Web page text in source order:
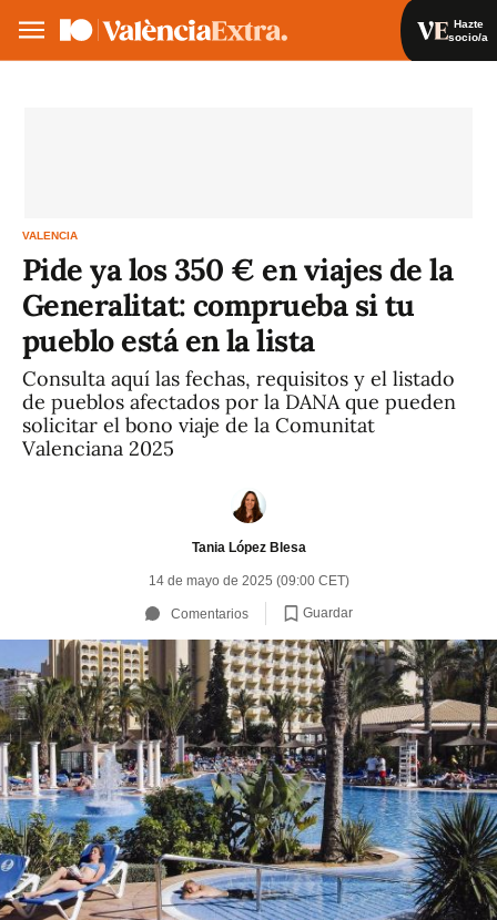
Hazte
socio/a
VALENCIA
Pide ya los 350 € en viajes de la
Generalitat: comprueba si tu
pueblo está en la lista
Consulta aquí las fechas, requisitos y el listado
de pueblos afectados por la DANA que pueden
solicitar el bono viaje de la Comunitat
Valenciana 2025
Tania López Blesa
14 de mayo de 2025 (09:00 CET)
Comentarios Guardar